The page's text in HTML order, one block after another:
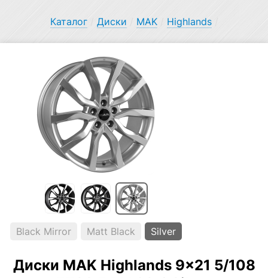
Каталог/ Диски MAK/ Highlands/
Black Mirror Matt Black Silver
Диски MAK Highlands 9×21 5/108